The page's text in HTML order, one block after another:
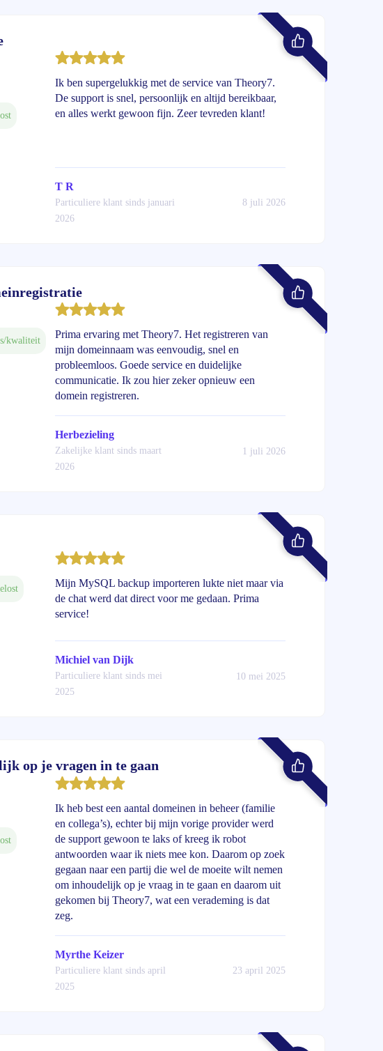
Ik ben supergelukkig met de service van Theory7.
De support is snel, persoonlijk en altijd bereikbaar,
en alles werkt gewoon fijn. Zeer tevreden klant!
T R
Particuliere klant sinds januari
2026
8 juli 2026
Prima ervaring met Theory7. Het registreren van
mijn domeinnaam was eenvoudig, snel en
probleemloos. Goede service en duidelijke
communicatie. Ik zou hier zeker opnieuw een
domein registreren.
kwaliteit
Herbezieling
Zakelijke klant sinds maart
2026
1 juli 2026
Mijn MySQL backup importeren lukte niet maar via
de chat werd dat direct voor me gedaan. Prima
service!
Michiel van Dijk
Particuliere klant sinds mei
2025
10 mei 2025
op je vragen in te gaan
Ik heb best een aantal domeinen in beheer (familie
en collega’s), echter bij mijn vorige provider werd
de support gewoon te laks of kreeg ik robot
antwoorden waar ik niets mee kon. Daarom op zoek
gegaan naar een partij die wel de moeite wilt nemen
om inhoudelijk op je vraag in te gaan en daarom uit
gekomen bij Theory7, wat een verademing is dat
zeg.
Myrthe Keizer
Particuliere klant sinds april
2025
23 april 2025